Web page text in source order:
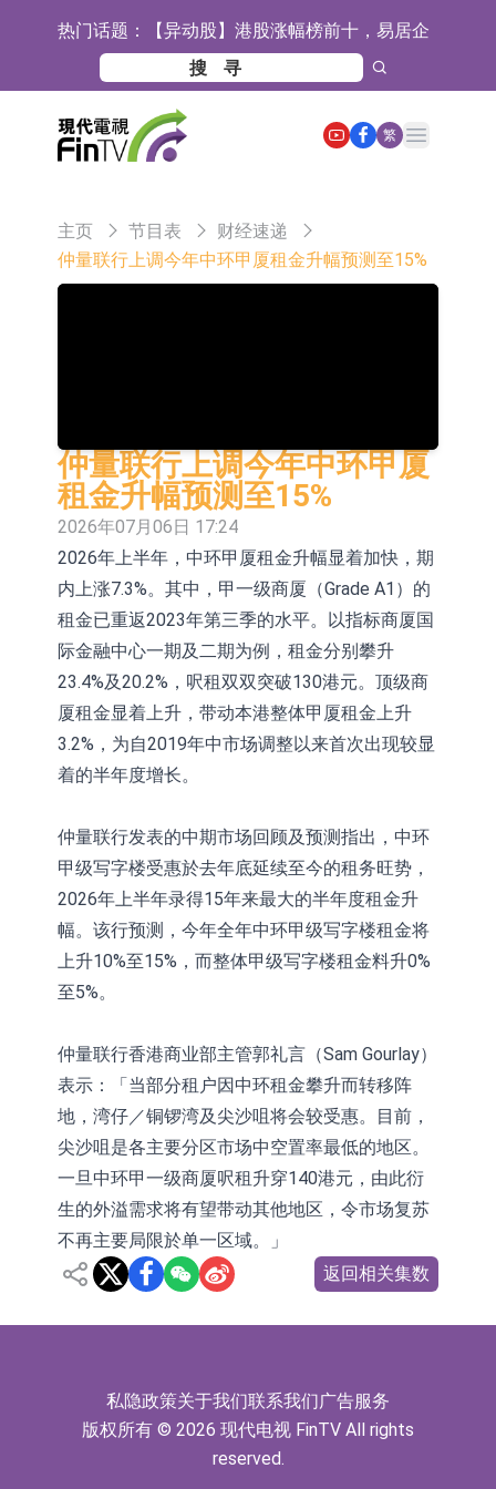
热门话题： 【异动股】港股涨幅榜前十，易居企
业控股(02048.HK)涨+52.63%，天润
云(02167.HK)涨+50.75%
宜安科技：湖南逸昊已取得关于非晶
合金项目环境影响报告表的批复
石药创新(300765.SZ)子公司SYS6037
注射液获美国药物还床试验批准
华兰生物：子公司华兰疫苗正在开展
TD550无人机具备行业先发产品优势
千方科技：已形成车路云协同的L4级
特(688693.CN)跌11.69%
【异动股】鸡肉概念板块拉升，益生
股份(002458.CN)涨10.02%
台积电7月营收同比增加44.7%
【异动股】港股涨幅榜前十，易居企
业控股(02048.HK)涨+84.21%，金辉
控股(09993.HK)涨+45.60%
新时达：暂未生产四足载人机器人
【异动股】鸡肉概念板块拉升，益生
股份(002458.CN)涨10.02%
【异动股】CRO板块拉升，药康生物
(688046.CN)涨19.99%
【异动股】诊断服务板块拉升，贝瑞
基因(000710.CN)涨10.02%
“X-Day”西丽湖路演社清华校友电子信
息专场成功举办
市场监管总局印发 《广告业统计调查
制度》
【异动股】港股跌幅榜前十，赛迪顾
问(02176.HK)跌40.96%，天瑞汽车内
饰(06162.HK)跌26.09%
繁
Open main menu
主页 节目表
财经速递
仲量联行上调今年中环甲厦租金升幅预测至15%
仲量联行上调今年中环甲厦
租金升幅预测至15%
2026年07月06日 17:24
2026年上半年，中环甲厦租金升幅显着加快，期
内上涨7.3%。其中，甲一级商厦（Grade A1）的
租金已重返2023年第三季的水平。以指标商厦国
际金融中心一期及二期为例，租金分别攀升
23.4%及20.2%，呎租双双突破130港元。顶级商
厦租金显着上升，带动本港整体甲厦租金上升
3.2%，为自2019年中市场调整以来首次出现较显
着的半年度增长。
仲量联行发表的中期市场回顾及预测指出，中环
甲级写字楼受惠於去年底延续至今的租务旺势，
2026年上半年录得15年来最大的半年度租金升
幅。该行预测，今年全年中环甲级写字楼租金将
上升10%至15%，而整体甲级写字楼租金料升0%
至5%。
仲量联行香港商业部主管郭礼言（Sam Gourlay）
表示：「当部分租户因中环租金攀升而转移阵
地，湾仔／铜锣湾及尖沙咀将会较受惠。目前，
尖沙咀是各主要分区市场中空置率最低的地区。
一旦中环甲一级商厦呎租升穿140港元，由此衍
生的外溢需求将有望带动其他地区，令市场复苏
不再主要局限於单一区域。」
返回相关集数
私隐政策关于我们联系我们广告服务
版权所有 © 2026 现代电视 FinTV All rights
reserved.